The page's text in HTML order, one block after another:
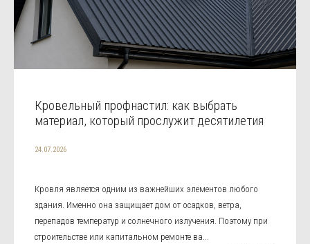
Кровельный профнастил: как выбрать
материал, который прослужит десятилетия
24.07.2026
Кровля является одним из важнейших элементов любого
здания. Именно она защищает дом от осадков, ветра,
перепадов температур и солнечного излучения. Поэтому при
строительстве или капитальном ремонте ва...